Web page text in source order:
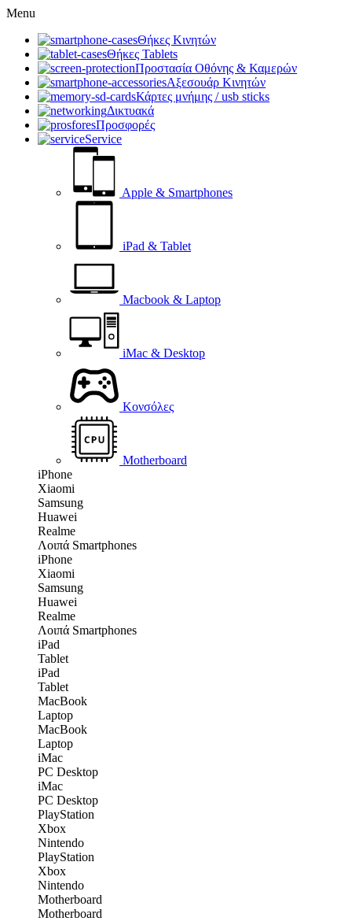
Menu
Θήκες Κινητών
Θήκες Tablets
Προστασία Οθόνης & Καμερών
Αξεσουάρ Κινητών
Κάρτες μνήμης / usb sticks
Δικτυακά
Προσφορές
Service
Apple & Smartphones
iPad & Tablet
Macbook & Laptop
iMac & Desktop
Κονσόλες
Motherboard
iPhone
Xiaomi
Samsung
Huawei
Realme
Λοιπά Smartphones
iPhone
Xiaomi
Samsung
Huawei
Realme
Λοιπά Smartphones
iPad
Tablet
iPad
Tablet
MacBook
Laptop
MacBook
Laptop
iMac
PC Desktop
iMac
PC Desktop
PlayStation
Xbox
Nintendo
PlayStation
Xbox
Nintendo
Motherboard
Motherboard